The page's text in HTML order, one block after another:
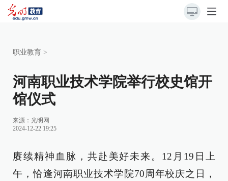
职业教育 >
河南职业技术学院举行校史馆开
馆仪式
来源：光明网
2024-12-22 19:25
赓续精神血脉，共赴美好未来。12月19日上
午，恰逢河南职业技术学院70周年校庆之日，